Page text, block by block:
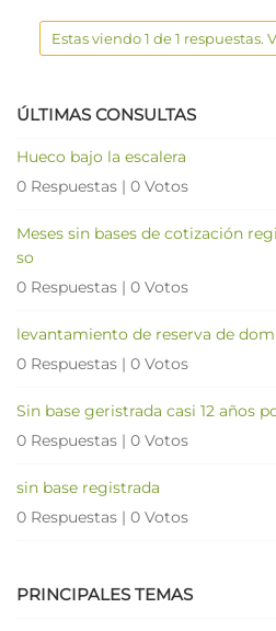
Estas viendo 1 de 1 respuestas.
ÚLTIMAS CONSULTAS
Hueco bajo la escalera
0 Respuestas | 0 Votos
Meses sin bases de cotización
so
0 Respuestas | 0 Votos
levantamiento de reserva de
0 Respuestas | 0 Votos
Sin base geristrada casi 12 años
0 Respuestas | 0 Votos
sin base registrada
0 Respuestas | 0 Votos
PRINCIPALES TEMAS